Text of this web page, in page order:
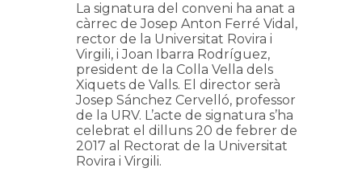
La signatura del conveni ha anat a
càrrec de Josep Anton Ferré Vidal,
rector de la Universitat Rovira i
Virgili, i Joan Ibarra Rodríguez,
president de la Colla Vella dels
Xiquets de Valls. El director serà
Josep Sánchez Cervelló, professor
de la URV. L’acte de signatura s’ha
celebrat el dilluns 20 de febrer de
2017 al Rectorat de la Universitat
Rovira i Virgili.